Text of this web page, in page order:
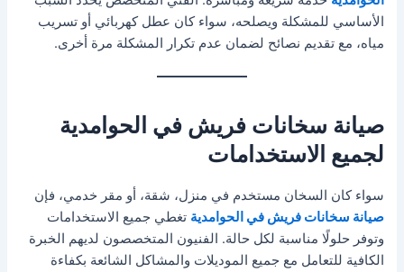
الأساسي للمشكلة ويصلحه، سواء كان عطل كهربائي أو تسريب
مياه، مع تقديم نصائح لضمان عدم تكرار المشكلة مرة أخرى.
صيانة سخانات فريش في الحوامدية
لجميع الاستخدامات
سواء كان السخان مستخدم في منزل، شقة، أو مقر خدمي، فإن
صيانة سخانات فريش في الحوامدية تغطي جميع الاستخدامات
وتوفر حلولًا مناسبة لكل حالة. الفنيون المتخصصون لديهم الخبرة
الكافية للتعامل مع جميع الموديلات والمشاكل الشائعة بكفاءة